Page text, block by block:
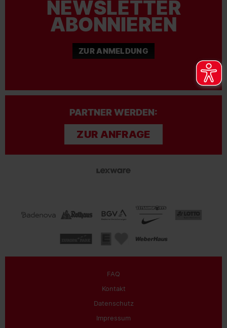
NEWSLETTER
ABONNIEREN
ZUR ANMELDUNG
PARTNER WERDEN:
ZUR ANFRAGE
FAQ
Kontakt
Datenschutz
Impressum